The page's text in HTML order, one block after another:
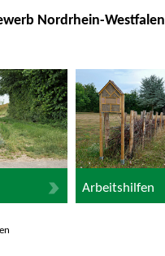
Nordrhein-Westfalen
Arbeitshilfen